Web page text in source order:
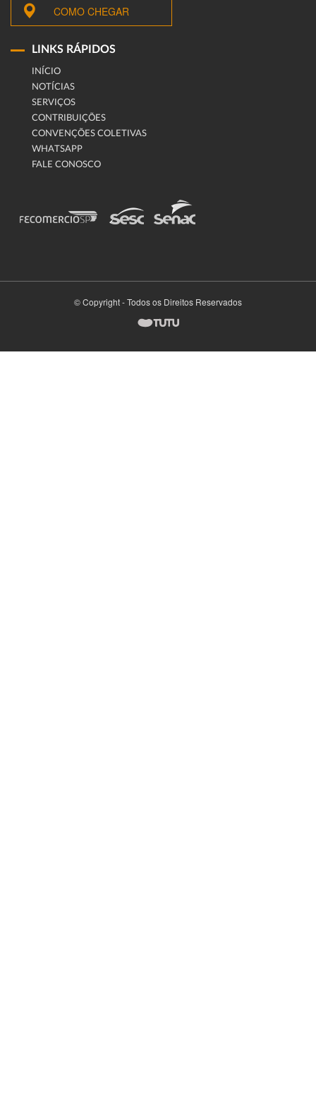
COMO CHEGAR
LINKS RÁPIDOS
INÍCIO
NOTÍCIAS
SERVIÇOS
CONTRIBUIÇÕES
CONVENÇÕES COLETIVAS
WHATSAPP
FALE CONOSCO
© Copyright - Todos os Direitos Reservados